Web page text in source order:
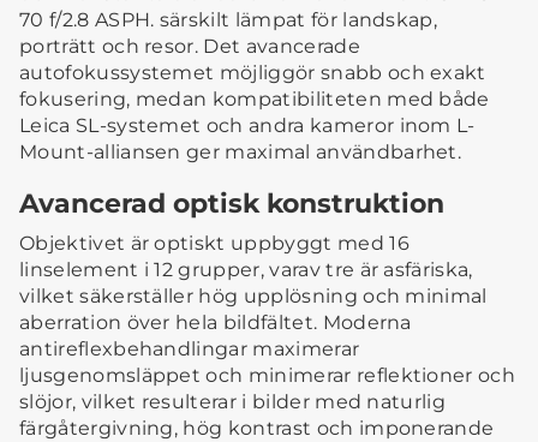
70 f/2.8 ASPH. särskilt lämpat för landskap,
porträtt och resor. Det avancerade
autofokussystemet möjliggör snabb och exakt
fokusering, medan kompatibiliteten med både
Leica SL-systemet och andra kameror inom L-
Mount-alliansen ger maximal användbarhet.
Avancerad optisk konstruktion
Objektivet är optiskt uppbyggt med 16
linselement i 12 grupper, varav tre är asfäriska,
vilket säkerställer hög upplösning och minimal
aberration över hela bildfältet. Moderna
antireflexbehandlingar maximerar
ljusgenomsläppet och minimerar reflektioner och
slöjor, vilket resulterar i bilder med naturlig
färgåtergivning, hög kontrast och imponerande